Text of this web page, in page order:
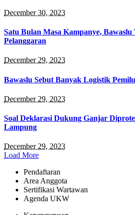
December 30, 2023
Satu Bulan Masa Kampanye, Bawaslu
Pelanggaran
December 29, 2023
Bawaslu Sebut Banyak Logistik
December 29, 2023
Soal Deklarasi Dukung Ganjar
Lampung
December 29, 2023
Load More
Pendaftaran
Area Anggota
Sertifikasi Wartawan
Agenda UKW